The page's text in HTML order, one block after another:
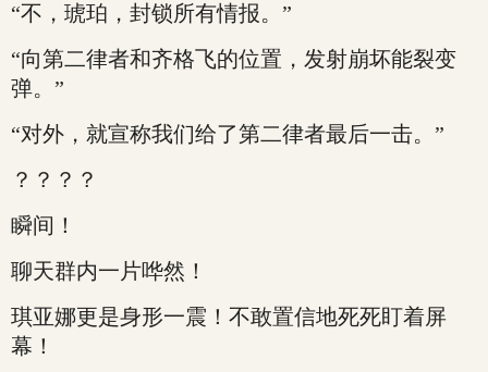
“不，琥珀，封锁所有情报。”
“向第二律者和齐格飞的位置，发射崩坏能裂变
弹。”
“对外，就宣称我们给了第二律者最后一击。”
？？？？
瞬间！
聊天群内一片哗然！
琪亚娜更是身形一震！不敢置信地死死盯着屏
幕！